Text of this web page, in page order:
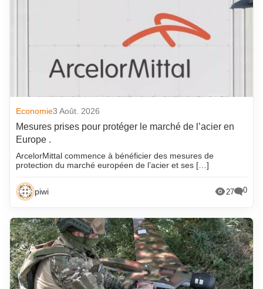
Economie3 Août. 2026
Mesures prises pour protéger le marché de l’acier en
Europe .
ArcelorMittal commence à bénéficier des mesures de
protection du marché européen de l’acier et ses […]
piwi 27 0